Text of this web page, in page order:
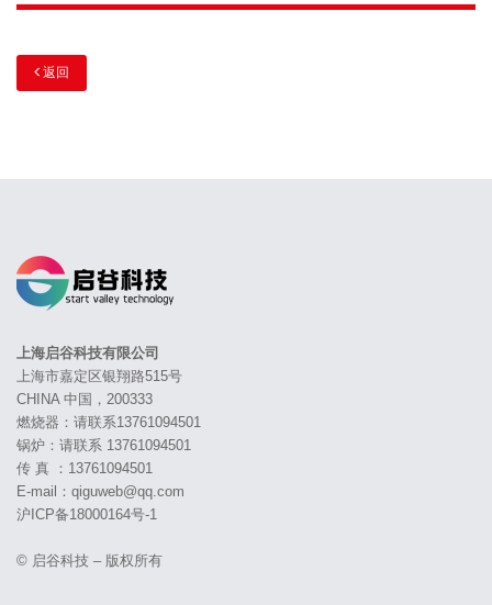
返回
上海启谷科技有限公司
上海市嘉定区银翔路515号
CHINA 中国，200333
燃烧器：请联系13761094501
锅炉：请联系 13761094501
传 真 ：13761094501
E-mail：qiguweb@qq.com
沪ICP备18000164号-1
© 启谷科技 – 版权所有